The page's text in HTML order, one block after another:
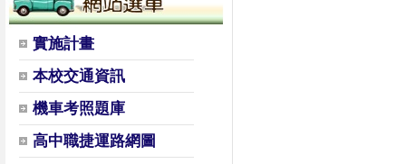
實施計畫
本校交通資訊
機車考照題庫
高中職捷運路網圖